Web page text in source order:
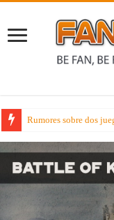
Listas Competitivas